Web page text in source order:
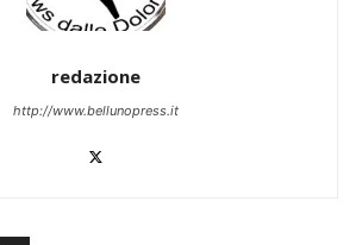
redazione
http://www.bellunopress.it